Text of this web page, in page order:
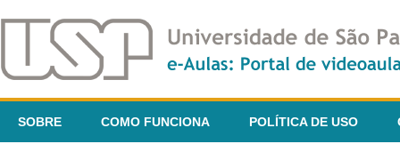
SOBRE COMO FUNCIONA POLÍTICA DE USO